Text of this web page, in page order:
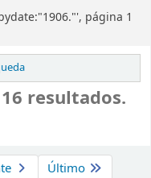
página 1
resultados.
Último